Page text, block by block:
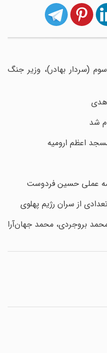
بهادر)، وزیر جنگ
شد
اعظم ارومیه
حسین فردوست
از سران رژیم پهلوی
بروجردی، محمد جهان‌آرا